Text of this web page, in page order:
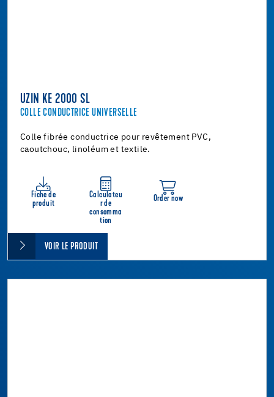
UZIN KE 2000 SL
COLLE CONDUCTRICE UNIVERSELLE
Colle fibrée conductrice pour revêtement PVC,
caoutchouc, linoléum et textile.
Fiche de
produit
Calculateu
r de
consomma
tion
Order now
VOIR LE PRODUIT